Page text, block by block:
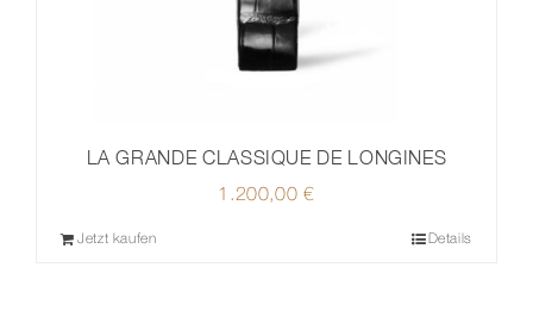
LA GRANDE CLASSIQUE DE LONGINES
1.200,00€
Jetzt kaufen Details